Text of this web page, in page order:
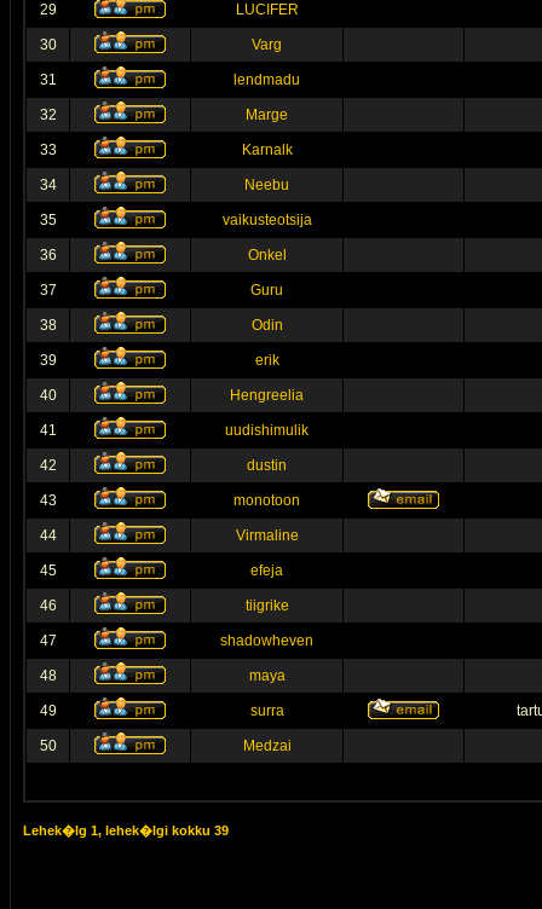
29 LUCIFER
30 Varg
31 lendmadu
32 Marge
33 Karnalk
34 Neebu
35 vaikusteotsija
36 Onkel
37 Guru
38 Odin
39 erik
40 Hengreelia
41 uudishimulik
42 dustin
43 monotoon
44 Virmaline
45 efeja
46 tiigrike
47 shadowheven
48 maya
49 surra
50 Medzai
Lehek�lg 1, lehek�lgi kokku 39